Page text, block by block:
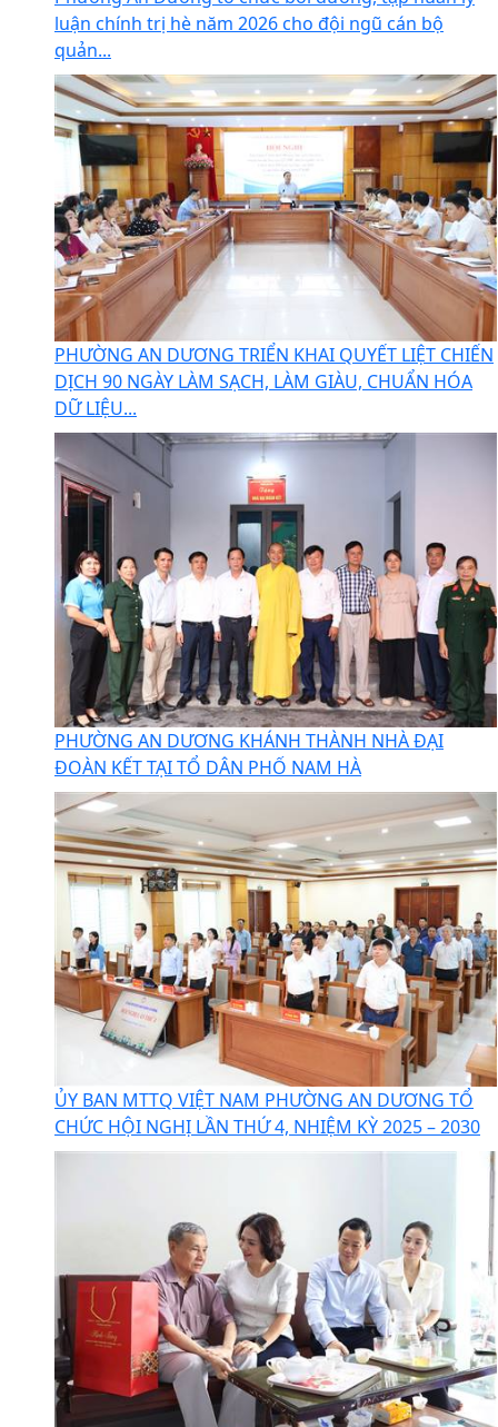
Phường An Dương tổ chức bồi dưỡng, tập huấn lý
luận chính trị hè năm 2026 cho đội ngũ cán bộ
quản...
PHƯỜNG AN DƯƠNG TRIỂN KHAI QUYẾT LIỆT CHIẾN
DỊCH 90 NGÀY LÀM SẠCH, LÀM GIÀU, CHUẨN HÓA
DỮ LIỆU...
PHƯỜNG AN DƯƠNG KHÁNH THÀNH NHÀ ĐẠI
ĐOÀN KẾT TẠI TỔ DÂN PHỐ NAM HÀ